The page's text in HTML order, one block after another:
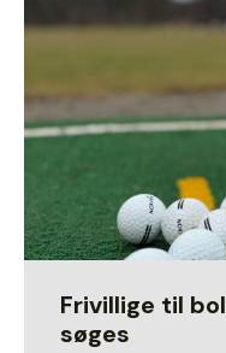
Frivillige til
søges